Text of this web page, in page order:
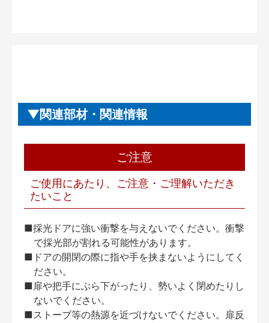
関連部材・関連情報
ご注意
ご使用にあたり、ご注意・ご理解いただき
たいこと
■採光ドアに強い衝撃を与えないでください。衝撃
で採光部が割れる可能性があります。
■ドアの開閉の際に指や手を挟まないようにしてく
ださい。
■扉や把手にぶら下がったり、勢いよく閉めたりし
ないでください。
■ストーブ等の熱源を近づけないでください。扉反